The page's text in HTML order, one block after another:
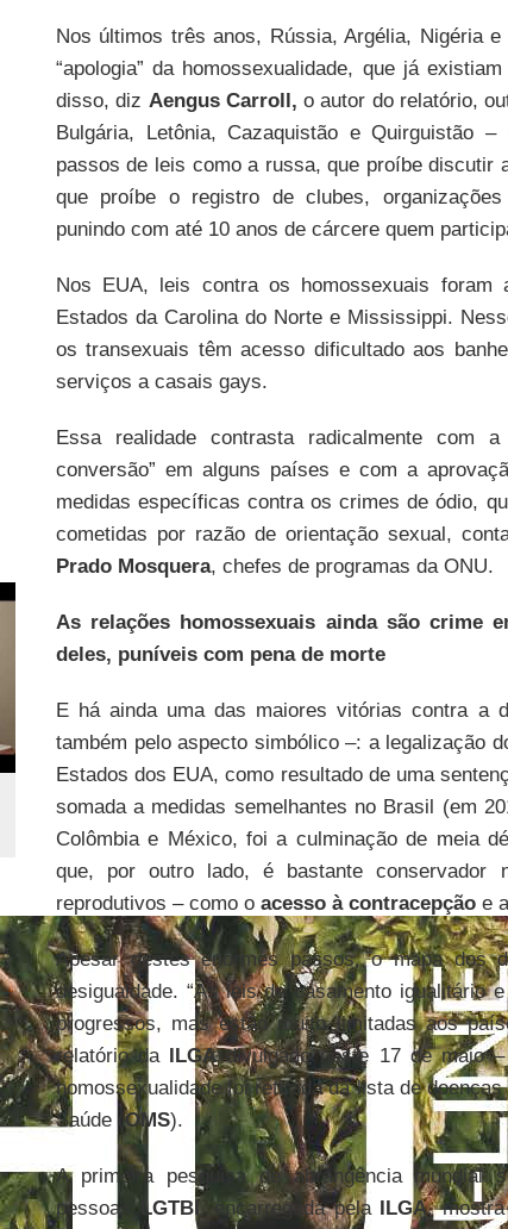
Nos últimos três anos, Rússia, Argélia, Nigéria
“apologia” da homossexualidade, que já
disso, diz Aengus Carroll, o autor do relatório,
Bulgária, Letônia, Cazaquistão e Quirguistão
passos de leis como a russa, que proíbe discutir
que proíbe o registro de clubes,
punindo com até 10 anos de cárcere quem
Nos EUA, leis contra os homossexuais foram
Estados da Carolina do Norte e Mississippi.
os transexuais têm acesso dificultado aos
serviços a casais gays.
Essa realidade contrasta radicalmente com
conversão” em alguns países e com a
medidas específicas contra os crimes de ódio,
cometidas por razão de orientação sexual,
Prado Mosquera, chefes de programas da ONU.
As relações homossexuais ainda são crime
deles, puníveis com pena de morte
E há ainda uma das maiores vitórias contra a
também pelo aspecto simbólico –: a legalização
Estados dos EUA, como resultado de uma
somada a medidas semelhantes no Brasil (em
Colômbia e México, foi a culminação de meia
que, por outro lado, é bastante conservador
reprodutivos – como o acesso à contracepçãoe
Apesar destes enormes passos, o mapa dos
desigualdade. “As leis de casamento igualitário
progressos, mas estão muito limitadas aos
relatório da ILGAdivulgado neste 17 de maio
homossexualidade foi retirada da lista de
Saúde (OMS).
A primeira pesquisa de abrangência mundial
pessoas LGTBI, encarregada pela ILGA,